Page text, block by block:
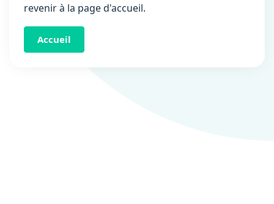
revenir à la page d'accueil.
Accueil